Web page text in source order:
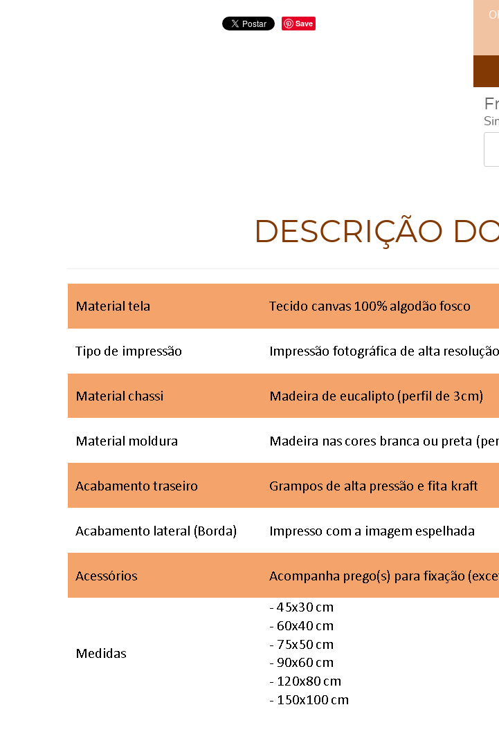
Save
DESCRIÇÃO